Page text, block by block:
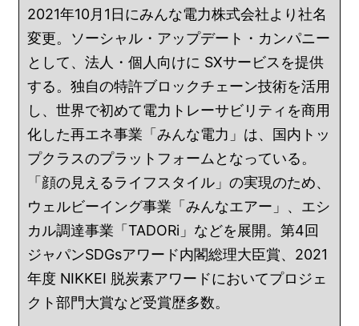
2021年10月1日にみんな電力株式会社より社名
変更。ソーシャル・アップデート・カンパニー
として、法人・個人向けに SXサービスを提供
する。独自の特許ブロックチェーン技術を活用
し、世界で初めて電力トレーサビリティを商用
化した再エネ事業「みんな電力」は、国内トッ
プクラスのプラットフォームとなっている。
「顔の見えるライフスタイル」の実現のため、
ウェルビーイング事業「みんなエアー」、エシ
カル調達事業「TADORi」などを展開。第4回
ジャパンSDGsアワード内閣総理大臣賞、2021
年度 NIKKEI 脱炭素アワードにおいてプロジェ
クト部門大賞など受賞歴多数。